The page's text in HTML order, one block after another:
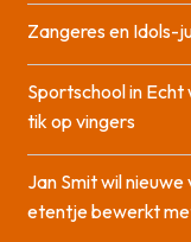
Zangeres en Idols-
Sportschool in
tik op vingers
Jan Smit wil
etentje bewerkt